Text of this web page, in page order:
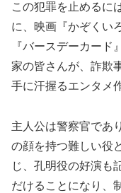
この犯罪を止めるに
に、映画『かぞくい
『バースデーカー
家の皆さんが、詐欺
手に汗握るエンタメ
主人公は警察官であ
の顔を持つ難しい役
じ、孔明役の好演も
だけることになり、